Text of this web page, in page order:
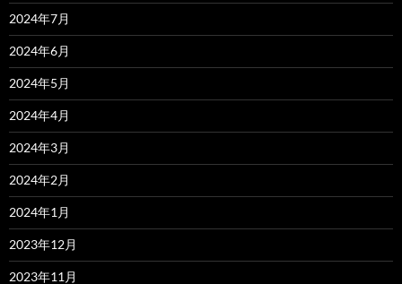
2024年7月
2024年6月
2024年5月
2024年4月
2024年3月
2024年2月
2024年1月
2023年12月
2023年11月